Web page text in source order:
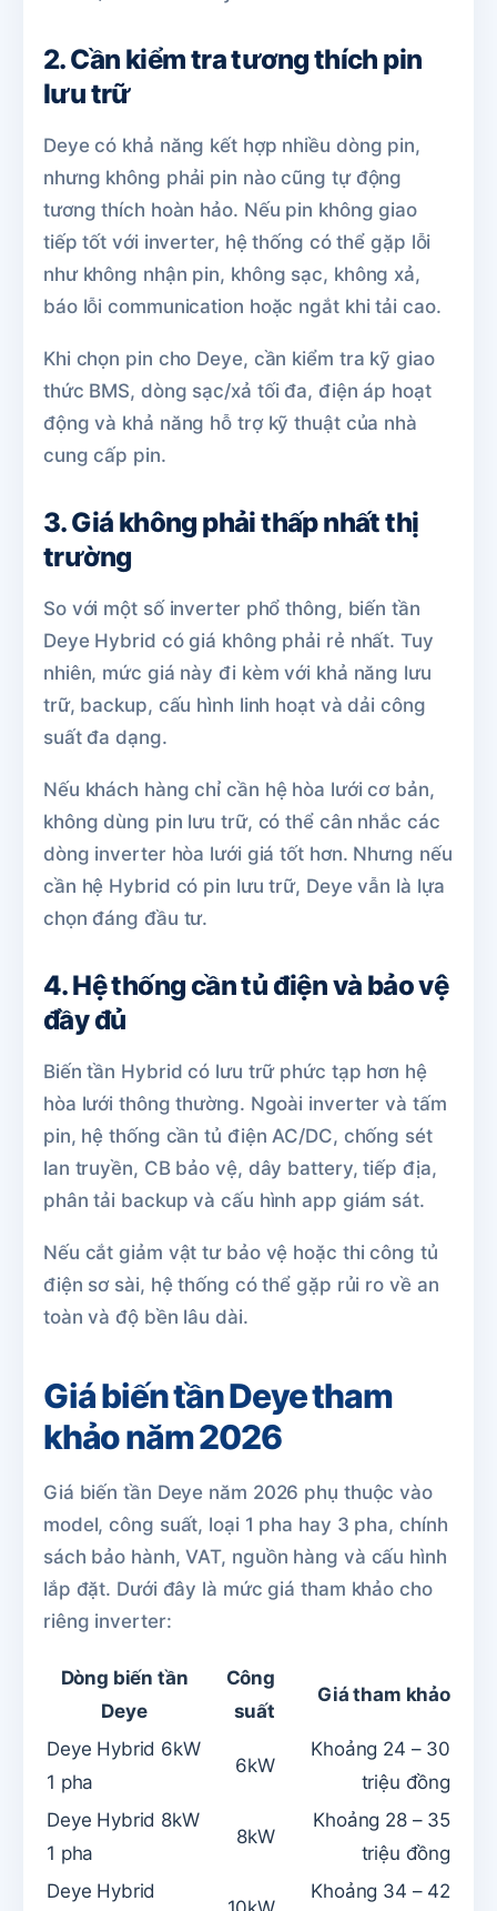
2. Cần kiểm tra tương thích pin
lưu trữ
Deye có khả năng kết hợp nhiều dòng pin,
nhưng không phải pin nào cũng tự động
tương thích hoàn hảo. Nếu pin không giao
tiếp tốt với inverter, hệ thống có thể gặp lỗi
như không nhận pin, không sạc, không xả,
báo lỗi communication hoặc ngắt khi tải cao.
Khi chọn pin cho Deye, cần kiểm tra kỹ giao
thức BMS, dòng sạc/xả tối đa, điện áp hoạt
động và khả năng hỗ trợ kỹ thuật của nhà
cung cấp pin.
3. Giá không phải thấp nhất thị
trường
So với một số inverter phổ thông, biến tần
Deye Hybrid có giá không phải rẻ nhất. Tuy
nhiên, mức giá này đi kèm với khả năng lưu
trữ, backup, cấu hình linh hoạt và dải công
suất đa dạng.
Nếu khách hàng chỉ cần hệ hòa lưới cơ bản,
không dùng pin lưu trữ, có thể cân nhắc các
dòng inverter hòa lưới giá tốt hơn. Nhưng nếu
cần hệ Hybrid có pin lưu trữ, Deye vẫn là lựa
chọn đáng đầu tư.
4. Hệ thống cần tủ điện và bảo vệ
đầy đủ
Biến tần Hybrid có lưu trữ phức tạp hơn hệ
hòa lưới thông thường. Ngoài inverter và tấm
pin, hệ thống cần tủ điện AC/DC, chống sét
lan truyền, CB bảo vệ, dây battery, tiếp địa,
phân tải backup và cấu hình app giám sát.
Nếu cắt giảm vật tư bảo vệ hoặc thi công tủ
điện sơ sài, hệ thống có thể gặp rủi ro về an
toàn và độ bền lâu dài.
Giá biến tần Deye tham
khảo năm 2026
Giá biến tần Deye năm 2026 phụ thuộc vào
model, công suất, loại 1 pha hay 3 pha, chính
sách bảo hành, VAT, nguồn hàng và cấu hình
lắp đặt. Dưới đây là mức giá tham khảo cho
riêng inverter:
Dòng biến tần
Deye
Công
suất
Giá tham khảo
Deye Hybrid 6kW
1 pha
6kW
Khoảng 24 – 30
triệu đồng
Deye Hybrid 8kW
1 pha
8kW
Khoảng 28 – 35
triệu đồng
Deye Hybrid
Khoảng 34 – 42